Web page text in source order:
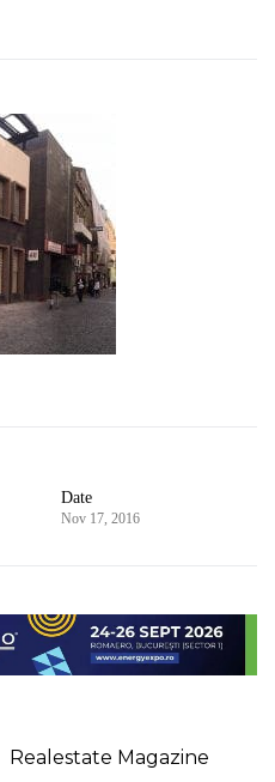
Date
Nov 17, 2016
Realestate Magazine